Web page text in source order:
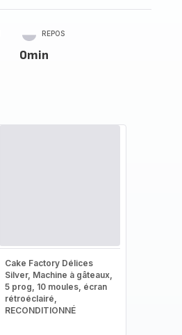
REPOS
0min
Cake Factory Délices
Silver, Machine à gâteaux,
5 prog, 10 moules, écran
rétroéclairé,
RECONDITIONNÉ